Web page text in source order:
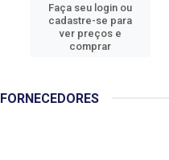
Faça seu login ou
cadastre-se para
ver preços e
comprar
FORNECEDORES